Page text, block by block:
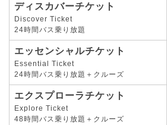
ディスカバーチケット
Discover Ticket
24時間バス乗り放題
エッセンシャルチケット
Essential Ticket
24時間バス乗り放題＋クルーズ
エクスプローラチケット
Explore Ticket
48時間バス乗り放題＋クルーズ